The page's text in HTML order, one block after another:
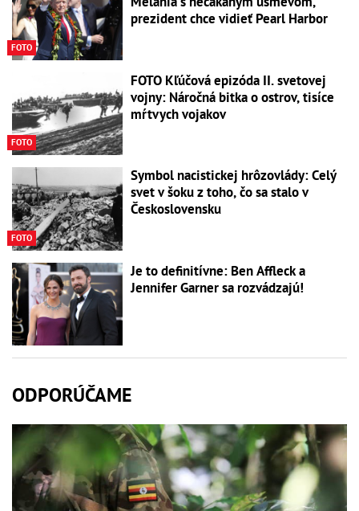
FOTO
prezident chce vidieť Pearl Harbor
FOTO
FOTO Kľúčová epizóda II. svetovej
vojny: Náročná bitka o ostrov, tisíce
mŕtvych vojakov
FOTO
Symbol nacistickej hrôzovlády: Celý
svet v šoku z toho, čo sa stalo v
Československu
Je to definitívne: Ben Affleck a
Jennifer Garner sa rozvádzajú!
ODPORÚČAME